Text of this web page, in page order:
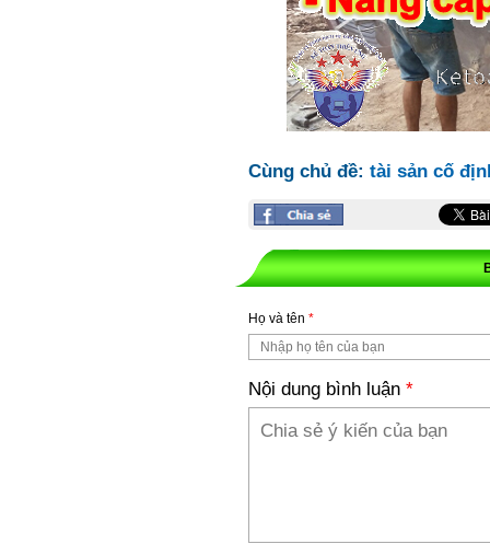
Cùng chủ đề: tài sản cố
Họ và tên *
Nội dung bình luận *